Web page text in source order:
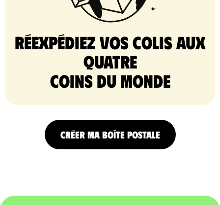
Réexpédiez vos colis aux
quatre
coins du monde
CRÉER MA BOÎTE POSTALE